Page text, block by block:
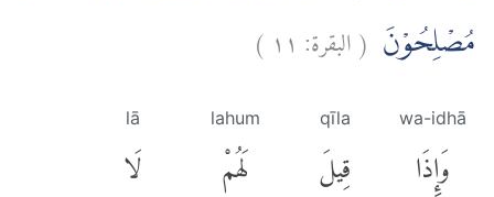
مُصْلِحُوْنَ (البقرة: ١١ )
wa-idhā
وَإِذَا
qīla
قِيلَ
lahum
لَهُمْ
lā
لَا